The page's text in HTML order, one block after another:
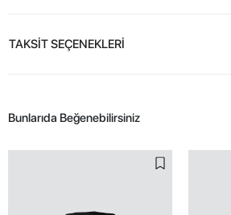
TAKSİT SEÇENEKLERİ
Bunlarıda Beğenebilirsiniz